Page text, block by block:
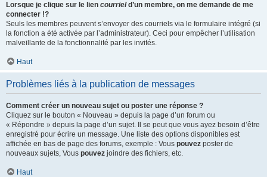
Lorsque je clique sur le lien courrield’un membre, on me demande de me
connecter !?
Seuls les membres peuvent s’envoyer des courriels via le formulaire intégré (si
la fonction a été activée par l’administrateur). Ceci pour empêcher l’utilisation
malveillante de la fonctionnalité par les invités.
Haut
Problèmes liés à la publication de messages
Comment créer un nouveau sujet ou poster une réponse ?
Cliquez sur le bouton « Nouveau » depuis la page d’un forum ou
« Répondre » depuis la page d’un sujet. Il se peut que vous ayez besoin d’être
enregistré pour écrire un message. Une liste des options disponibles est
affichée en bas de page des forums, exemple : Vous pouvez poster de
nouveaux sujets, Vous pouvez joindre des fichiers, etc.
Haut